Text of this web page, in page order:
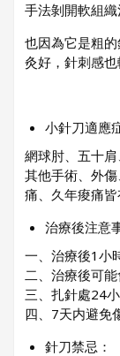
⼿法剝開軟組織
也因為它是粗
灸好，針刺感也
⼩針⼑適應
網球肘、五⼗肩
其他⼿術、外
痛、久年痠痛皆
治療後注意
⼀、治療後1⼩
⼆、治療後可
三、扎針處24
四、7天内避免
針⼑禁忌：